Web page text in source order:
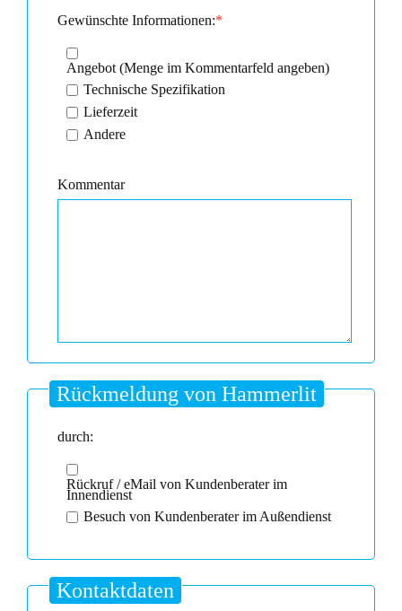
*
Gewünschte Informationen:
Angebot (Menge im Kommentarfeld angeben)
Technische Spezifikation
Lieferzeit
Andere
Kommentar
Rückmeldung von Hammerlit
durch:
Rückruf / eMail von Kundenberater im
Innendienst
Besuch von Kundenberater im Außendienst
Kontaktdaten